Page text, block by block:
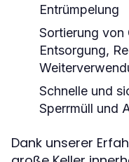
Entrümpelung
Sortierung von
Entsorgung,
Schnelle und
Sperrmüll und
Dank unserer